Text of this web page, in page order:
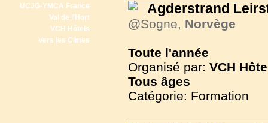
UCJG-YMCA France
Val de l'Hort
VCH Hôtels
Vers les Cimes
Agderstrand
@Sogne, Norvège
Toute l'année
Organisé par: VCH
Tous âges
Catégorie: Formation